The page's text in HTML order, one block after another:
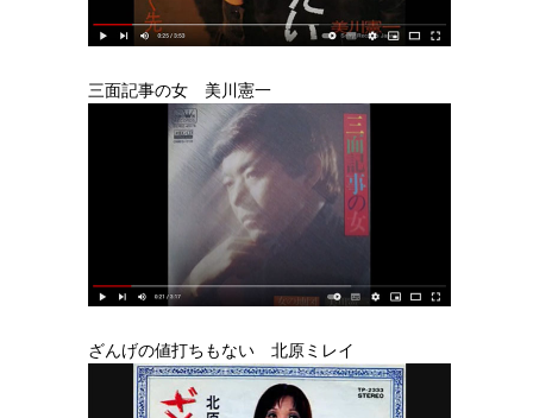
三面記事の女 美川憲一
ざんげの値打ちもない 北原ミレイ